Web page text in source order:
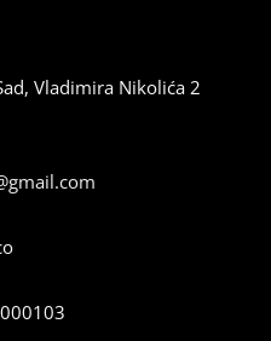
Vladimira Nikolića 2